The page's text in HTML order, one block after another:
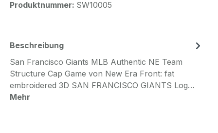
Produktnummer: SW10005
Beschreibung
San Francisco Giants MLB Authentic NE Team
Structure Cap Game von New Era Front: fat
embroidered 3D SAN FRANCISCO GIANTS Log…
Mehr